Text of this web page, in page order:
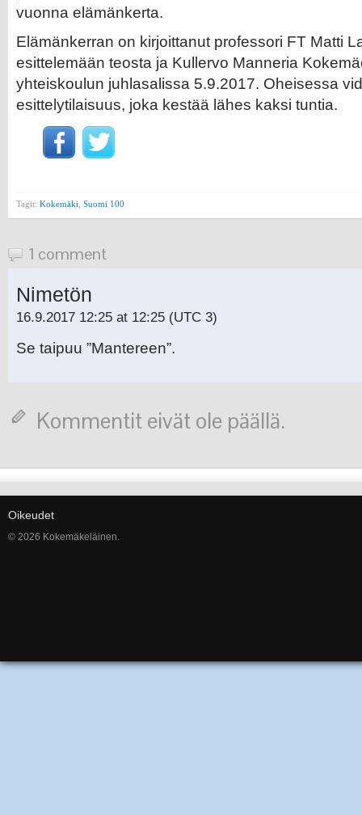
vuonna elämänkerta.
Elämänkerran on kirjoittanut professori FT Matti
esittelemään teosta ja Kullervo Manneria
yhteiskoulun juhlasalissa 5.9.2017. Oheisessa
esittelytilaisuus, joka kestää lähes kaksi tuntia.
Tagit: Kokemäki Suomi 100
1 comment
Nimetön
16.9.2017 12:25 at 12:25 (UTC 3)
Se taipuu ”Mantereen”.
Kommentit eivät ole päällä.
Oikeudet
© 2026 Kokemäkeläinen.